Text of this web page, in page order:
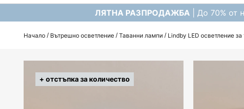
ЛЯТНА РАЗПРОДАЖБА | До 70% от
Начало Вътрешно осветление Таванни лампи Lindby LED осветление
+ отстъпка за количество